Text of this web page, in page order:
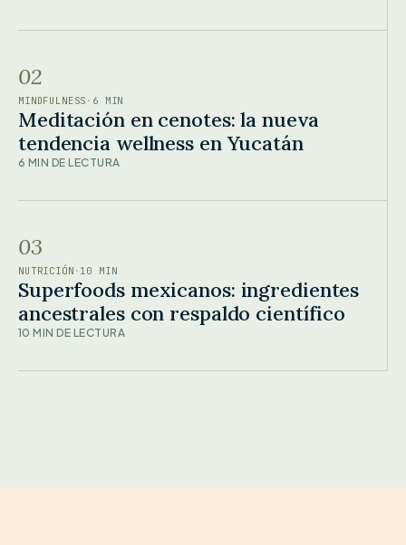
02
MINDFULNESS · 6 MIN
Meditación en cenotes: la nueva
tendencia wellness en Yucatán
6 MIN DE LECTURA
03
NUTRICIÓN · 10 MIN
Superfoods mexicanos: ingredientes
ancestrales con respaldo científico
10 MIN DE LECTURA